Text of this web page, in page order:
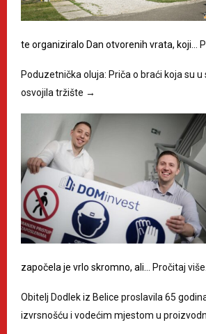
te organiziralo Dan otvorenih vrata, koji…
Poduzetnička oluja: Priča o braći koja su
osvojila tržište →
započela je vrlo skromno, ali…
Pročitaj
Obitelj Dodlek iz Belice proslavila 65
izvrsnošću i vodećim mjestom u